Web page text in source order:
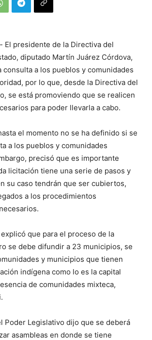
El presidente de la Directiva del
diputado Martín Juárez Córdova,
consulta a los pueblos y comunidades
por lo que, desde la Directiva del
se está promoviendo que se realicen
para poder llevarla a cabo.
el momento no se ha definido si se
a los pueblos y comunidades
precisó que es importante
licitación tiene una serie de pasos y
su caso tendrán que ser cubiertos,
a los procedimientos
que para el proceso de la
se debe difundir a 23 municipios, se
y municipios que tienen
indígena como lo es la capital
de comunidades mixteca,
Poder Legislativo dijo que se deberá
asambleas en donde se tiene